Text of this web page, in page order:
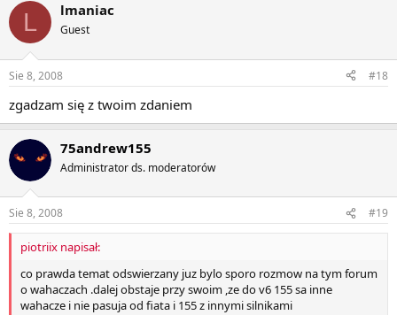
L lmaniac
Guest
Sie 8, 2008 #18
zgadzam się z twoim zdaniem
75andrew155
Administrator ds. moderatorów
Sie 8, 2008 #19
piotriix napisał:
co prawda temat odswierzany juz bylo sporo rozmow na tym forum
o wahaczach .dalej obstaje przy swoim ,ze do v6 155 sa inne
wahacze i nie pasuja od fiata i 155 z innymi silnikami